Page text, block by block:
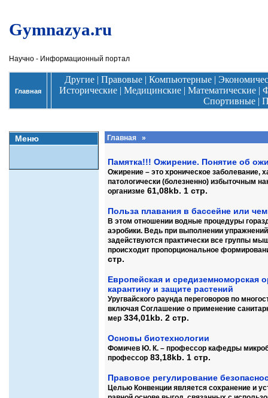
Gymnazya.ru
Научно - Информационный портал
Главная
Другие | Правовые | Компьютерные |
Исторические| Медицинские| Математические|
Спортивные|
Меню Главная »
Памятка!!! Ожирение. Понятие об
Ожирение – это хроническое заболевание,
патологически (болезненно) избыточным
организме 61,08kb. 1 стр.
Польза плавания в бассейне или
В этом отношении водные процедуры
аэробики. Ведь при выполнении
задействуются практически все группы
происходит пропорциональное
стр.
Европейская и средиземноморская
карантину и защите растений
Уругвайского раунда переговоров по
включая Соглашение о применение
мер 334,01kb. 2 стр.
Основы биотехнологии
Фомичев Ю. К. – профессор кафедры
профессор 83,18kb. 1 стр.
Правовое регулирование
Целью Конвенции является сохранение и